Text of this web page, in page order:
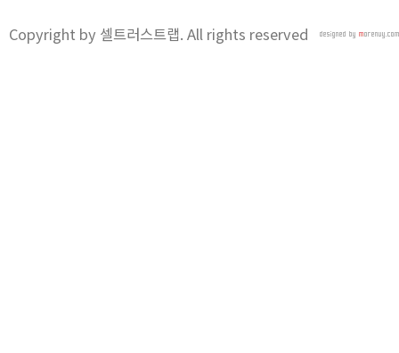
Copyright by 셀트러스트랩. All rights reserved